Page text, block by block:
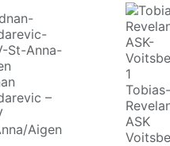
–
Aigen
Tobias-
ASK